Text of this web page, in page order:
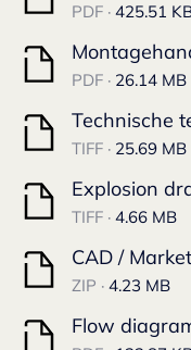
PDF · 425.51
PDF · 26.14 MB
Technische
TIFF · 25.69 MB
Explosion
TIFF · 4.66 MB
CAD /
ZIP · 4.23 MB
Flow